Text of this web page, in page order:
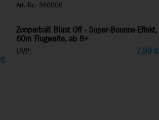
€
Art.-Nr.: 360006
Zooperball Blast Off - Super-Bounce-Effekt,
60m Flugweite, ab 8+
UVP:
7,99€